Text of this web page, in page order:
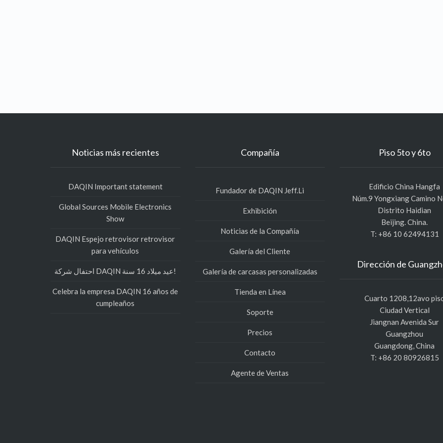
Noticias más recientes
DAQIN Important statement
Global Sources Mobile Electronics
Show
DAQIN Espejo retrovisor retrovisor
para vehículos
احتفال شركة DAQIN عيد ميلاد 16 سنة!
Celebra la empresa DAQIN 16 años de
cumpleaños
Compañía
Fundador de DAQIN Jeff.Li
Exhibición
Noticias de la Compañía
Galería del Cliente
Galería de carcasas personalizadas
Tienda en Línea
Soporte
Precios
Contacto
Agente de Ventas
Piso 5to y 6to
Edificio China Hangfa
Núm.9 Yongxiang Camino
Distrito Haidian
Beijing. China.
T: +86 10 62494131
Dirección de
Cuarto 1208,12avo
Ciudad Vertical
Jiangnan Avenida Sur
Guangzhou
Guangdong, China
T: +86 20 80926815